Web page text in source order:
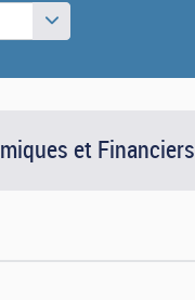
et Financiers